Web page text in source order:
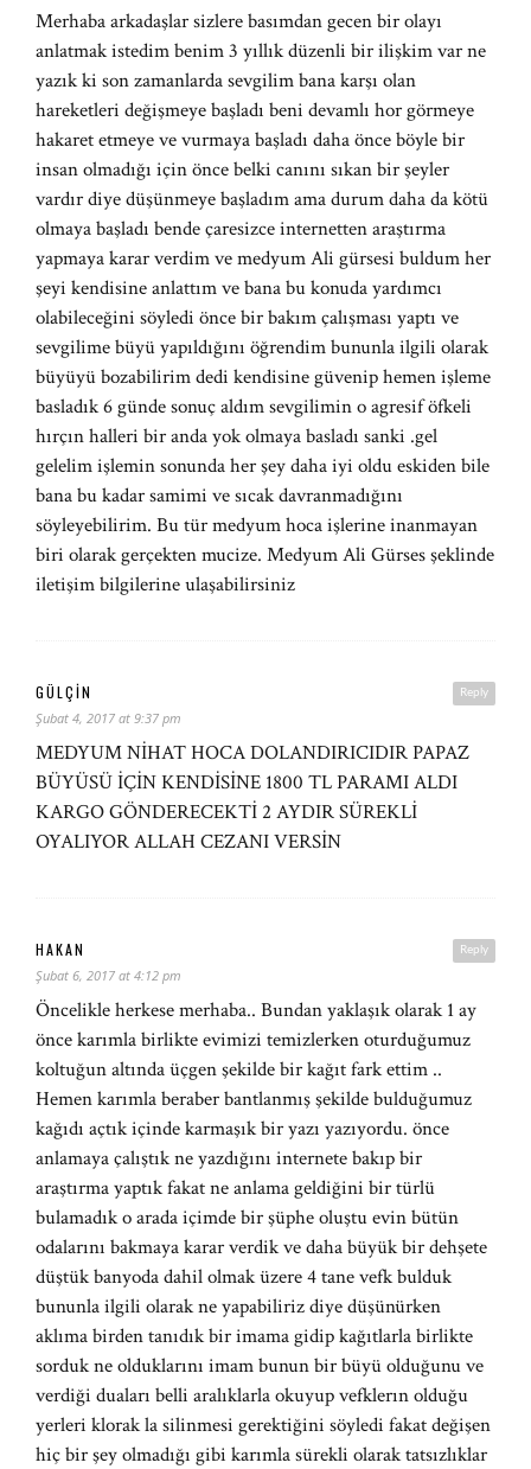
Merhaba arkadaşlar sizlere basımdan gecen bir olayı
anlatmak istedim benim 3 yıllık düzenli bir ilişkim var ne
yazık ki son zamanlarda sevgilim bana karşı olan
hareketleri değişmeye başladı beni devamlı hor görmeye
hakaret etmeye ve vurmaya başladı daha önce böyle bir
insan olmadığı için önce belki canını sıkan bir şeyler
vardır diye düşünmeye başladım ama durum daha da kötü
olmaya başladı bende çaresizce internetten araştırma
yapmaya karar verdim ve medyum Ali gürsesi buldum her
şeyi kendisine anlattım ve bana bu konuda yardımcı
olabileceğini söyledi önce bir bakım çalışması yaptı ve
sevgilime büyü yapıldığını öğrendim bununla ilgili olarak
büyüyü bozabilirim dedi kendisine güvenip hemen işleme
basladık 6 günde sonuç aldım sevgilimin o agresif öfkeli
hırçın halleri bir anda yok olmaya basladı sanki .gel
gelelim işlemin sonunda her şey daha iyi oldu eskiden bile
bana bu kadar samimi ve sıcak davranmadığını
söyleyebilirim. Bu tür medyum hoca işlerine inanmayan
biri olarak gerçekten mucize. Medyum Ali Gürses şeklinde
iletişim bilgilerine ulaşabilirsiniz
Reply
GÜLÇİN
Şubat 4, 2017 at 9:37 pm
MEDYUM NİHAT HOCA DOLANDIRICIDIR PAPAZ
BÜYÜSÜ İÇİN KENDİSİNE 1800 TL PARAMI ALDI
KARGO GÖNDERECEKTİ 2 AYDIR SÜREKLİ
OYALIYOR ALLAH CEZANI VERSİN
Reply
HAKAN
Şubat 6, 2017 at 4:12 pm
Öncelikle herkese merhaba.. Bundan yaklaşık olarak 1 ay
önce karımla birlikte evimizi temizlerken oturduğumuz
koltuğun altında üçgen şekilde bir kağıt fark ettim ..
Hemen karımla beraber bantlanmış şekilde bulduğumuz
kağıdı açtık içinde karmaşık bir yazı yazıyordu. önce
anlamaya çalıştık ne yazdığını internete bakıp bir
araştırma yaptık fakat ne anlama geldiğini bir türlü
bulamadık o arada içimde bir şüphe oluştu evin bütün
odalarını bakmaya karar verdik ve daha büyük bir dehşete
düştük banyoda dahil olmak üzere 4 tane vefk bulduk
bununla ilgili olarak ne yapabiliriz diye düşünürken
aklıma birden tanıdık bir imama gidip kağıtlarla birlikte
sorduk ne olduklarını imam bunun bir büyü olduğunu ve
verdiği duaları belli aralıklarla okuyup vefklerın olduğu
yerleri klorak la silinmesi gerektiğini söyledi fakat değişen
hiç bir şey olmadığı gibi karımla sürekli olarak tatsızlıklar